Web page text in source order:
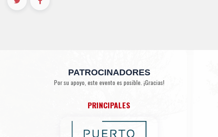
PATROCINADORES
Por su apoyo, este evento es posible. ¡Gracias!
PRINCIPALES